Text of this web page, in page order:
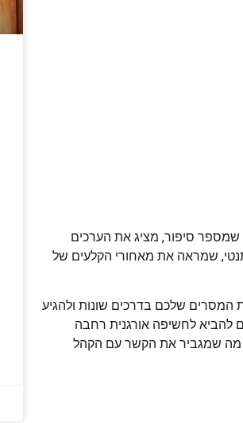
שמספר סיפור, מציג את הערכים
שמראה את מאחורי הקלעים של
המסרים שלכם בדרכים שונות ולהגיע
להביא לחשיפה אורגנית רחבה
מה שמגביר את הקשר עם הקהל